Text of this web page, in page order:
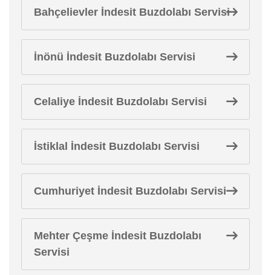
Bahçelievler İndesit Buzdolabı Servisi
İnönü İndesit Buzdolabı Servisi
Celaliye İndesit Buzdolabı Servisi
İstiklal İndesit Buzdolabı Servisi
Cumhuriyet İndesit Buzdolabı Servisi
Mehter Çeşme İndesit Buzdolabı
Servisi